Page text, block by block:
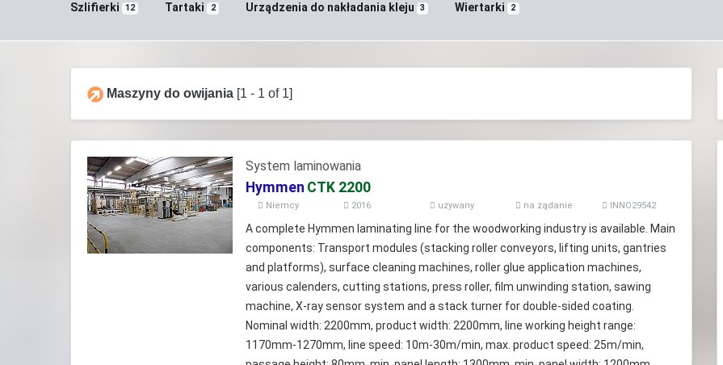
Szlifierki 12 Tartaki 2 Urządzenia do nakładania kleju 3 Wiertarki 2
Maszyny do owijania [1 - 1 of 1]
System laminowania
Hymmen CTK 2200
Niemcy 2016 używany na żądanie INNO29542
A complete Hymmen laminating line for the woodworking industry is available. Main
components: Transport modules (stacking roller conveyors, lifting units, gantries
and platforms), surface cleaning machines, roller glue application machines,
various calenders, cutting stations, press roller, film unwinding station, sawing
machine, X-ray sensor system and a stack turner for double-sided coating.
Nominal width: 2200mm, product width: 2200mm, line working height range:
1170mm-1270mm, line speed: 10m-30m/min, max. product speed: 25m/min,